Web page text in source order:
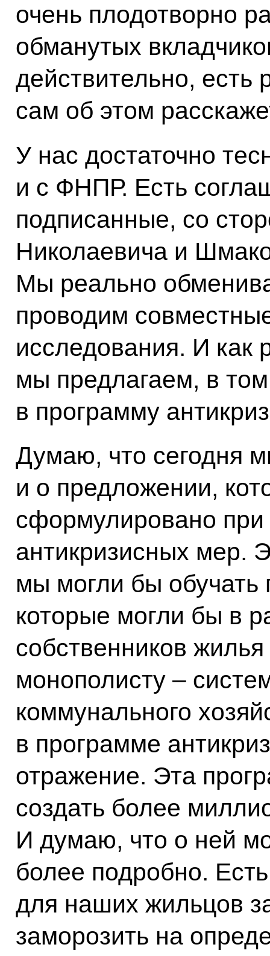
очень плодотворно
обманутых
действительно, есть
сам об этом
У нас достаточно
и с ФНПР. Есть
подписанные, со
Николаевича и
Мы реально
проводим
исследования. И как
мы предлагаем, в
в программу
Думаю, что сегодня
и о предложении,
сформулировано
антикризисных мер.
мы могли бы обучать
которые могли бы в
собственников жилья
монополисту –
коммунального
в программе
отражение. Эта
создать более
И думаю, что о ней
более подробно.
для наших жильцов
заморозить на